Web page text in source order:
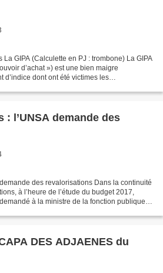
GIPA (Calculette en PJ : trombone) La GIPA
d’achat ») est une bien maigre
d’indice dont ont été victimes les
: l’UNSA demande des
des revalorisations Dans la continuité
à l’heure de l’étude du budget 2017,
à la ministre de la fonction publique la
DES ADJAENES du